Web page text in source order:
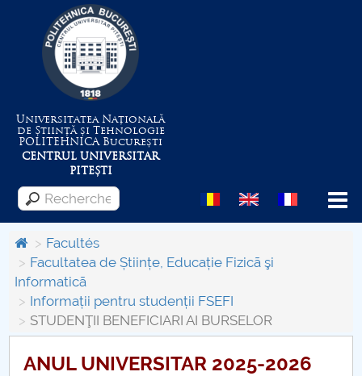
Universitatea Națională
de Știință și Tehnologie
POLITEHNICABucurești
CENTRUL UNIVERSITAR
PITEȘTI
Menu
Despre Universitate
Centrul de Management al Proiectelor
Conseil d'administration
Facultés
Facultatea de Științe, Educație Fizicã şi
Informaticã
Informații pentru studenții FSEFI
STUDENŢII BENEFICIARI AI BURSELOR
ANUL UNIVERSITAR 2025-2026